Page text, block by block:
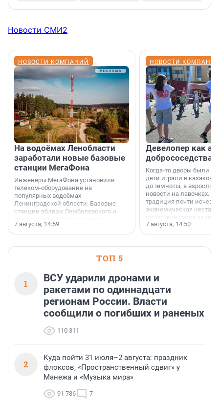
Новости СМИ2
НОВОСТИ КОМПАНИЙ
На водоёмах Ленобласти
заработали новые базовые
станции МегаФона
Инженеры МегаФона установили
телеком-оборудование на
популярных водоёмах
Ленинградской области. Базовые
станции вблизи Лемболовского и
недалеко от Большого Тосненского
водопада.
7 августа, 14:59
НОВОСТИ
Девелопер как
добрососедства
Когда-то дворы были
дети играли в казаков-
до темноты, а
новости на лавочках. В
традиция почти
экономическая
отсутствие ухода за
сделали своё дело.
7 августа, 14:50
ТОП 5
1
ВСУ ударили дронами и
ракетами по одиннадцати
регионам России. Власти
сообщили о погибших и раненых
110 311
2
Куда пойти 31 июля–2 августа: праздник
флоксов, «Пространственный сдвиг» у
Манежа и «Музыка мира»
91 786 7